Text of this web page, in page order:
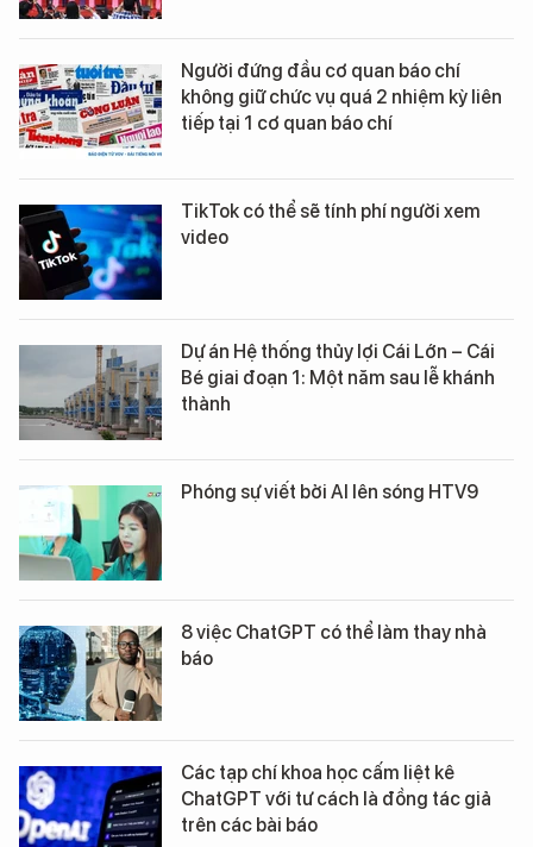
Người đứng đầu cơ quan báo chí
không giữ chức vụ quá 2 nhiệm kỳ liên
tiếp tại 1 cơ quan báo chí
TikTok có thể sẽ tính phí người xem
video
Dự án Hệ thống thủy lợi Cái Lớn – Cái
Bé giai đoạn 1: Một năm sau lễ khánh
thành
Phóng sự viết bởi AI lên sóng HTV9
8 việc ChatGPT có thể làm thay nhà
báo
Các tạp chí khoa học cấm liệt kê
ChatGPT với tư cách là đồng tác giả
trên các bài báo